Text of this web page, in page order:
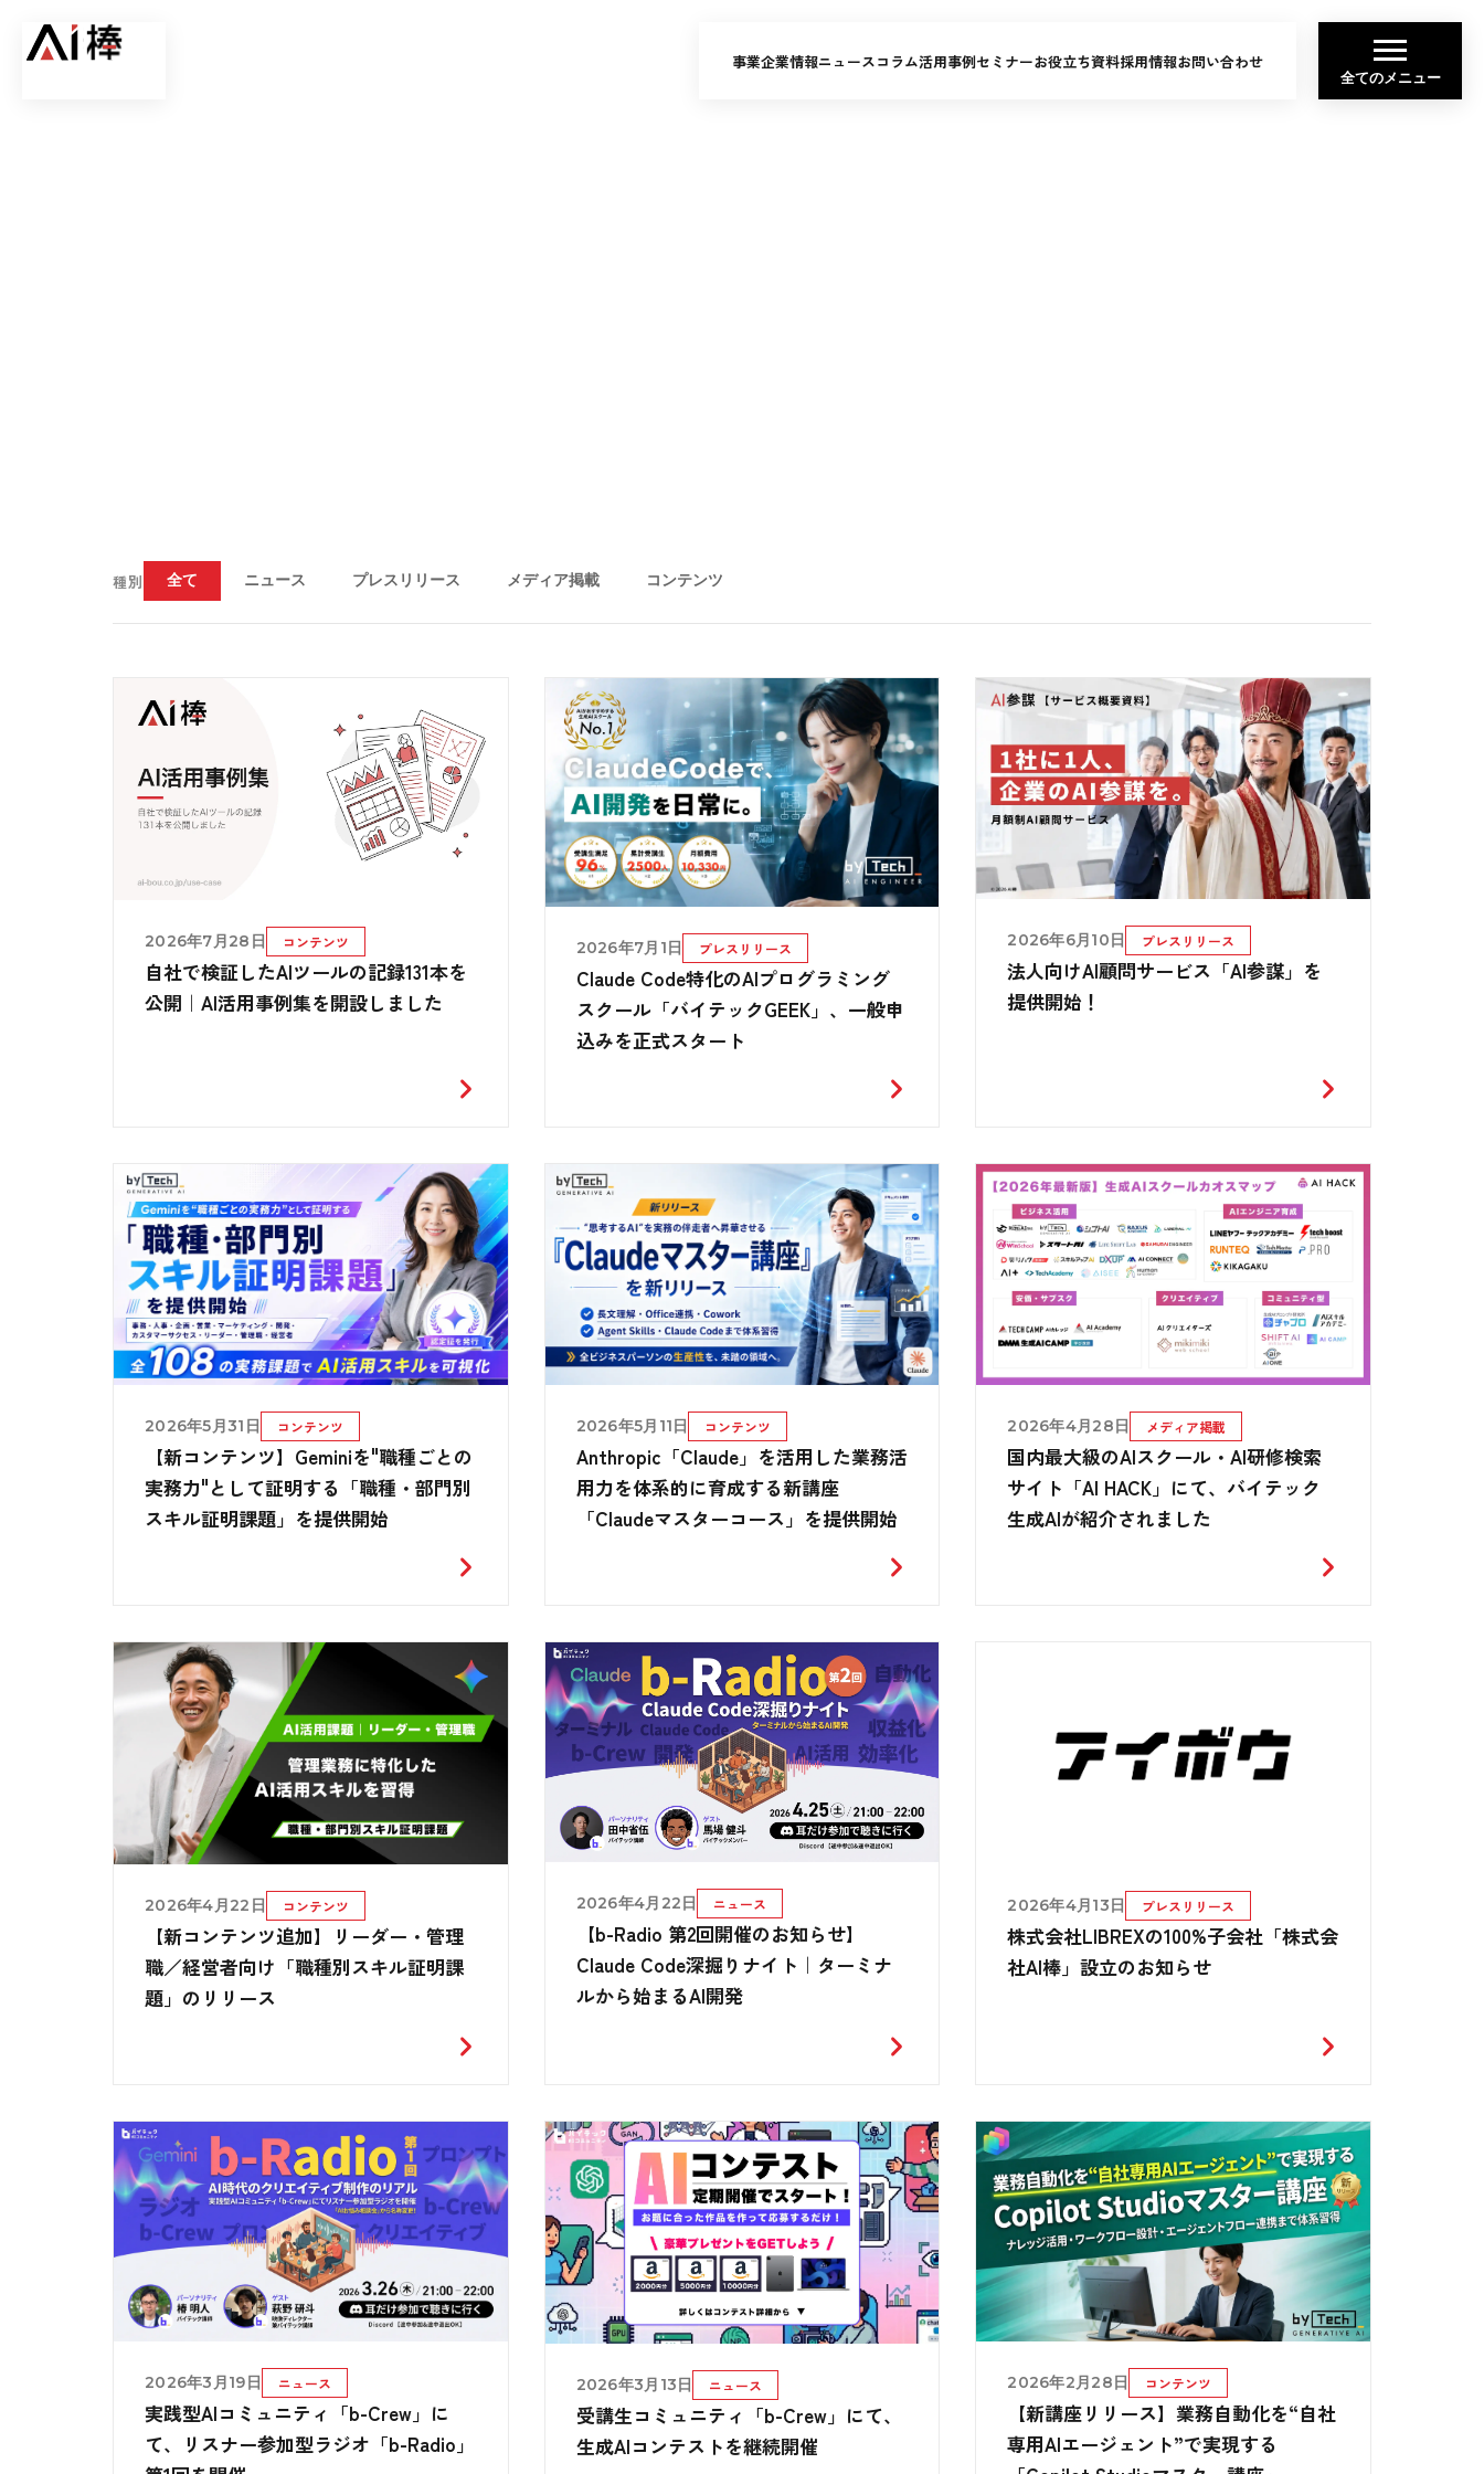
事業企業情報ニュースコラム活用事例セミナーお役立ち資料採用情報お問い合わせ
全てのメニュー
種別 全て ニュース プレスリリース メディア掲載 コンテンツ
2026年7月28日 コンテンツ
自社で検証したAIツールの記録131本を
公開｜AI活用事例集を開設しました
2026年7月1日 プレスリリース
Claude Code特化のAIプログラミング
スクール「バイテックGEEK」、一般申
込みを正式スタート
2026年6月10日 プレスリリース
法人向けAI顧問サービス「AI参謀」を
提供開始！
2026年5月31日 コンテンツ
【新コンテンツ】Geminiを"職種ごとの
実務力"として証明する「職種・部門別
スキル証明課題」を提供開始
2026年5月11日 コンテンツ
Anthropic「Claude」を活用した業務活
用力を体系的に育成する新講座
「Claudeマスターコース」を提供開始
2026年4月28日 メディア掲載
国内最大級のAIスクール・AI研修検索
サイト「AI HACK」にて、バイテック
生成AIが紹介されました
2026年4月22日 コンテンツ
【新コンテンツ追加】リーダー・管理
職／経営者向け「職種別スキル証明課
題」のリリース
2026年4月22日 ニュース
【b-Radio 第2回開催のお知らせ】
Claude Code深掘りナイト｜ターミナ
ルから始まるAI開発
2026年4月13日 プレスリリース
株式会社LIBREXの100%子会社「株式会
社AI棒」設立のお知らせ
2026年3月19日 ニュース
実践型AIコミュニティ「b-Crew」に
て、リスナー参加型ラジオ「b-Radio」
2026年3月13日 ニュース
受講生コミュニティ「b-Crew」にて、
生成AIコンテストを継続開催
2026年2月28日 コンテンツ
【新講座リリース】業務自動化を“自社
専用AIエージェント”で実現する